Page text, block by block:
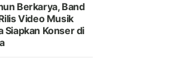
Berkarya, Band
Video Musik
Siapkan Konser di